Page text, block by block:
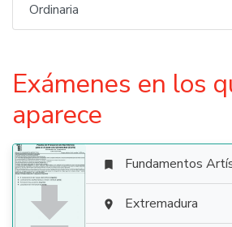
Ordinaria
Exámenes en los
aparece

 Fundamentos
 Extremadura